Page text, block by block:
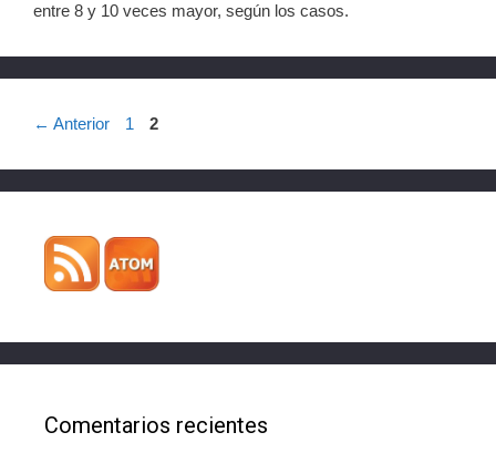
entre 8 y 10 veces mayor, según los casos.
← Anterior Página
1 Página
2
Comentarios recientes